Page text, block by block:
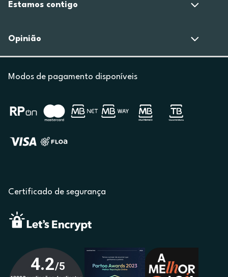
Estamos contigo
Opinião
Modos de pagamento disponíveis
Certificado de segurança